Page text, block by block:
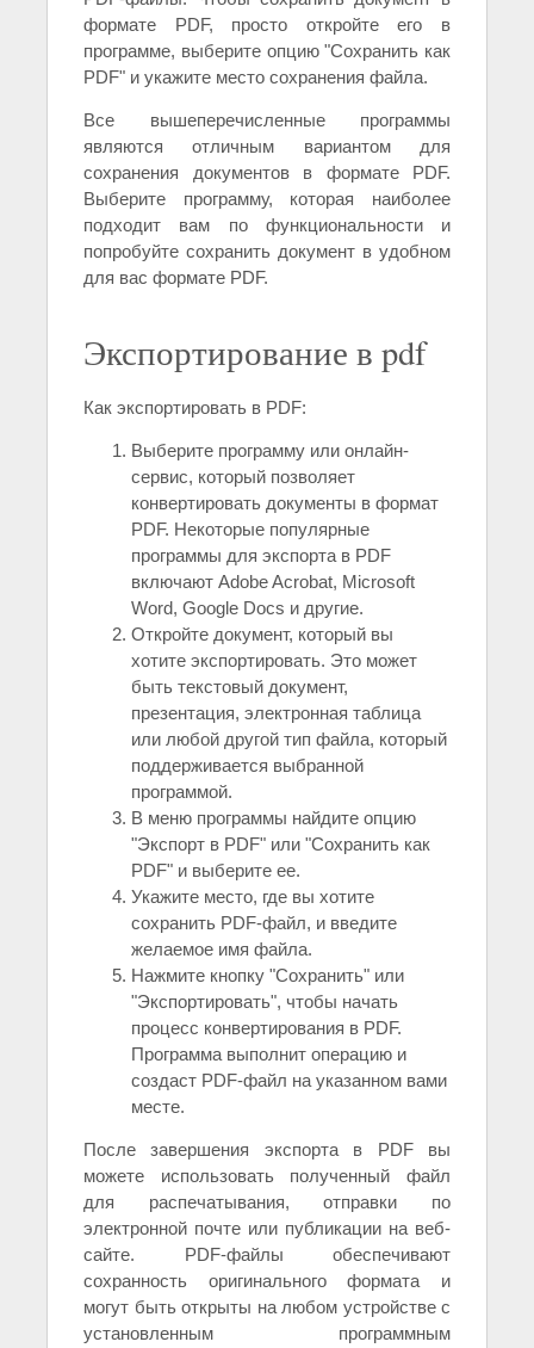
формате PDF, просто откройте его в
программе, выберите опцию "Сохранить как
PDF" и укажите место сохранения файла.
Все вышеперечисленные программы
являются отличным вариантом для
сохранения документов в формате PDF.
Выберите программу, которая наиболее
подходит вам по функциональности и
попробуйте сохранить документ в удобном
для вас формате PDF.
Экспортирование в pdf
Как экспортировать в PDF:
Выберите программу или онлайн-
сервис, который позволяет
конвертировать документы в формат
PDF. Некоторые популярные
программы для экспорта в PDF
включают Adobe Acrobat, Microsoft
Word, Google Docs и другие.
Откройте документ, который вы
хотите экспортировать. Это может
быть текстовый документ,
презентация, электронная таблица
или любой другой тип файла, который
поддерживается выбранной
программой.
В меню программы найдите опцию
"Экспорт в PDF" или "Сохранить как
PDF" и выберите ее.
Укажите место, где вы хотите
сохранить PDF-файл, и введите
желаемое имя файла.
Нажмите кнопку "Сохранить" или
"Экспортировать", чтобы начать
процесс конвертирования в PDF.
Программа выполнит операцию и
создаст PDF-файл на указанном вами
месте.
После завершения экспорта в PDF вы
можете использовать полученный файл
для распечатывания, отправки по
электронной почте или публикации на веб-
сайте. PDF-файлы обеспечивают
сохранность оригинального формата и
могут быть открыты на любом устройстве с
установленным программным